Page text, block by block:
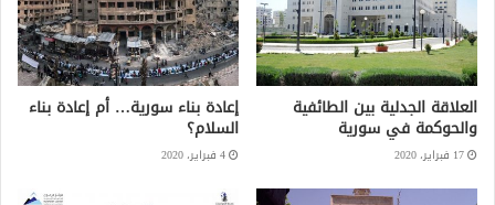
العلاقة الجدلية بين الطائفية
والحوكمة في سورية
17 فبراير، 2020
إعادة بناء سورية… أم إعادة بناء
السلام؟
4 فبراير، 2020